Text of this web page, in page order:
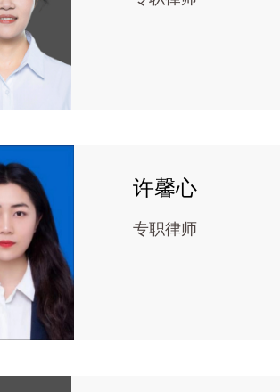
许馨心
专职律师